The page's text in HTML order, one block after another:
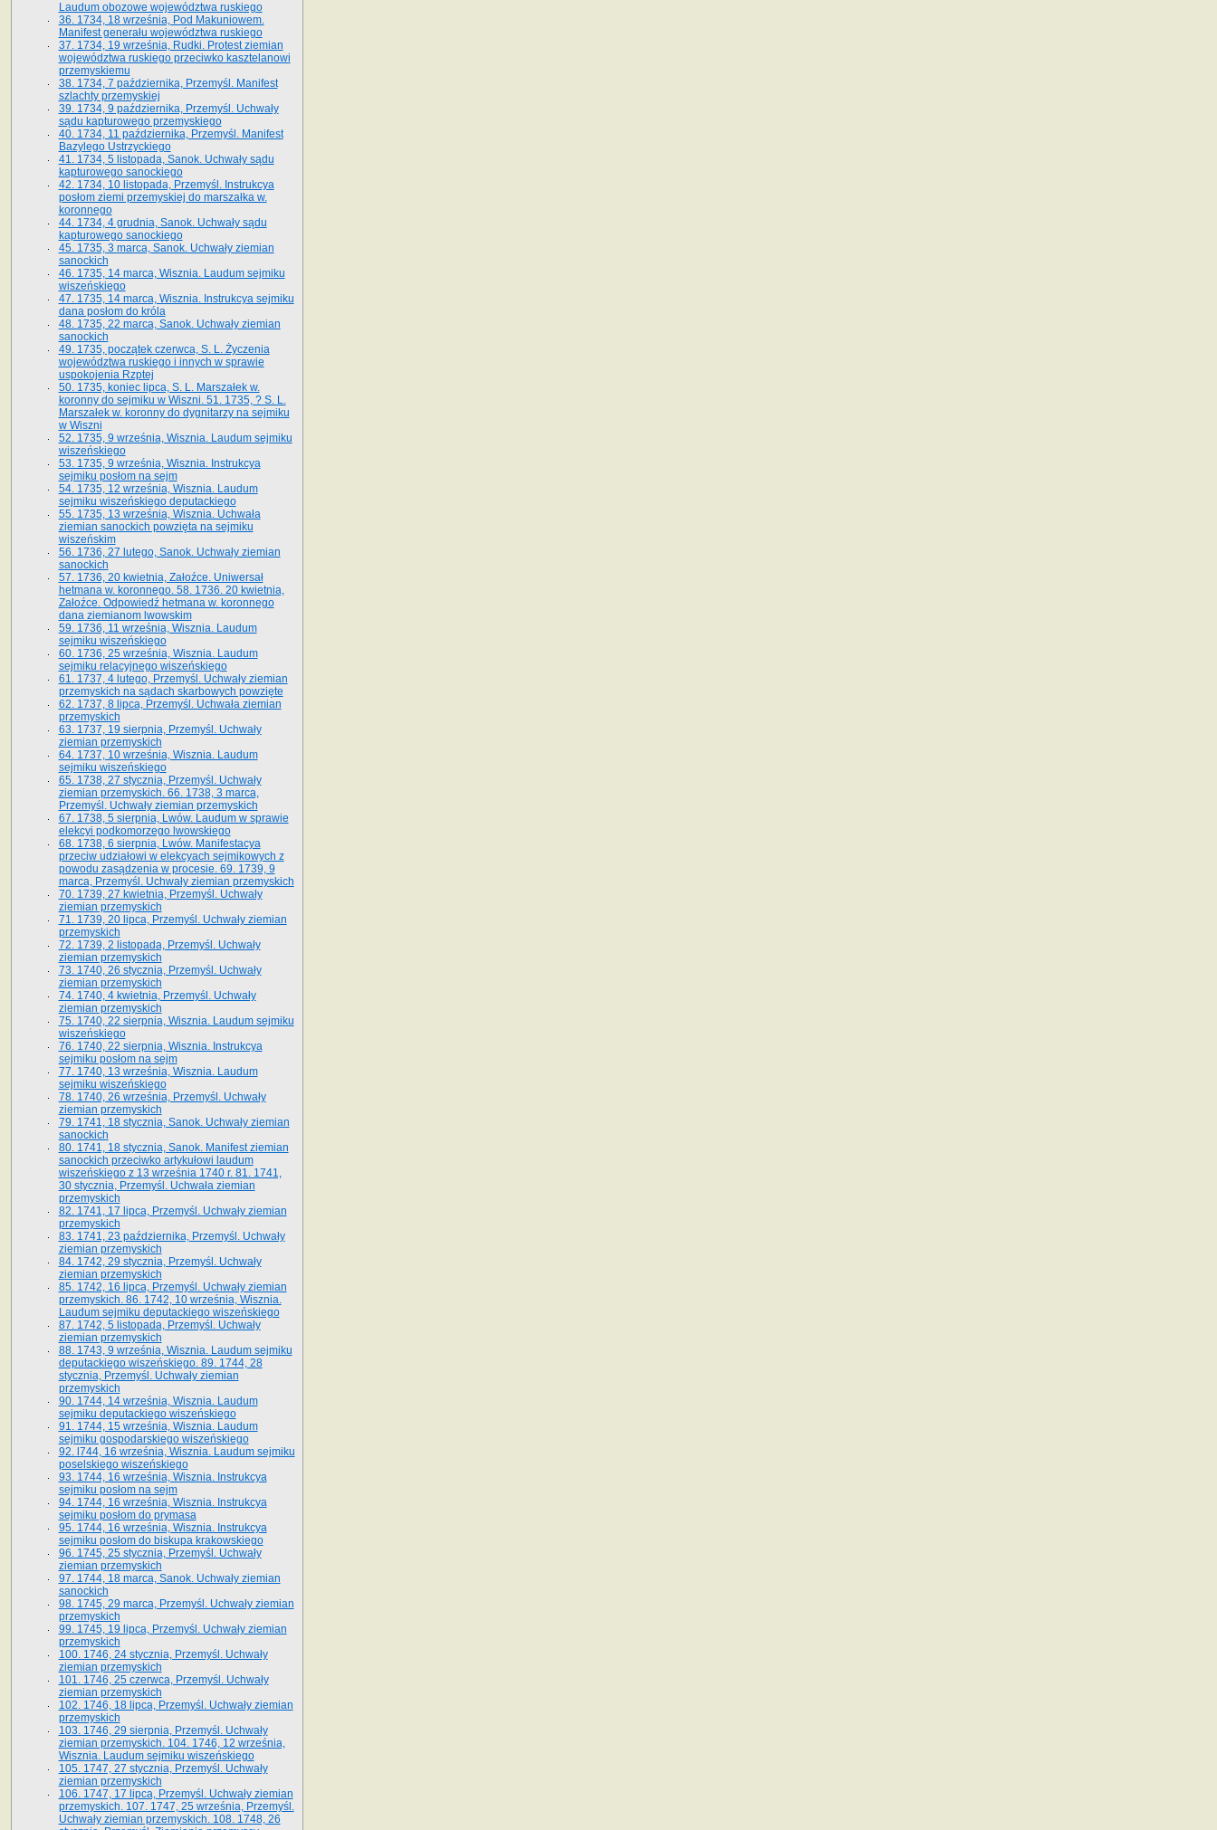
Laudum obozowe województwa ruskiego
36. 1734, 18 września, Pod Makuniowem.
Manifest generału województwa ruskiego
37. 1734, 19 września, Rudki. Protest ziemian
województwa ruskiego przeciwko kasztelanowi
przemyskiemu
38. 1734, 7 października, Przemyśl. Manifest
szlachty przemyskiej
39. 1734, 9 października, Przemyśl. Uchwały
sądu kapturowego przemyskiego
40. 1734, 11 października, Przemyśl. Manifest
Bazylego Ustrzyckiego
41. 1734, 5 listopada, Sanok. Uchwały sądu
kapturowego sanockiego
42. 1734, 10 listopada, Przemyśl. Instrukcya
posłom ziemi przemyskiej do marszałka w.
koronnego
44. 1734, 4 grudnia, Sanok. Uchwały sądu
kapturowego sanockiego
45. 1735, 3 marca, Sanok. Uchwały ziemian
sanockich
46. 1735, 14 marca, Wisznia. Laudum sejmiku
wiszeńskiego
47. 1735, 14 marca, Wisznia. Instrukcya sejmiku
dana posłom do króla
48. 1735, 22 marca, Sanok. Uchwały ziemian
sanockich
49. 1735, początek czerwca, S. L. Życzenia
województwa ruskiego i innych w sprawie
uspokojenia Rzptej
50. 1735, koniec lipca, S. L. Marszałek w.
koronny do sejmiku w Wiszni. 51. 1735, ? S. L.
Marszałek w. koronny do dygnitarzy na sejmiku
w Wiszni
52. 1735, 9 września, Wisznia. Laudum sejmiku
wiszeńskiego
53. 1735, 9 września, Wisznia. Instrukcya
sejmiku posłom na sejm
54. 1735, 12 września, Wisznia. Laudum
sejmiku wiszeńskiego deputackiego
55. 1735, 13 września, Wisznia. Uchwała
ziemian sanockich powzięta na sejmiku
wiszeńskim
56. 1736, 27 lutego, Sanok. Uchwały ziemian
sanockich
57. 1736, 20 kwietnia, Załoźce. Uniwersał
hetmana w. koronnego. 58. 1736. 20 kwietnia,
Załoźce. Odpowiedź hetmana w. koronnego
dana ziemianom lwowskim
59. 1736, 11 września, Wisznia. Laudum
sejmiku wiszeńskiego
60. 1736, 25 września, Wisznia. Laudum
sejmiku relacyjnego wiszeńskiego
61. 1737, 4 lutego, Przemyśl. Uchwały ziemian
przemyskich na sądach skarbowych powzięte
62. 1737, 8 lipca, Przemyśl. Uchwała ziemian
przemyskich
63. 1737, 19 sierpnia, Przemyśl. Uchwały
ziemian przemyskich
64. 1737, 10 września, Wisznia. Laudum
sejmiku wiszeńskiego
65. 1738, 27 stycznia, Przemyśl. Uchwały
ziemian przemyskich­­. 66. 1738, 3 marca,
Przemyśl. Uchwały ziemian przemyskich­
67. 1738, 5 sierpnia, Lwów. Laudum w sprawie
elekcyi podkomorzego lwowskiego
68. 1738, 6 sierpnia, Lwów. Manifestacya
przeciw udziałowi w elekcyach sejmikowych z
powodu zasądzenia w procesie. 69. 1739, 9
marca, Przemyśl. Uchwały ziemian przemyskich
70. 1739, 27 kwietnia, Przemyśl. Uchwały
ziemian przemyskich
71. 1739, 20 lipca, Przemyśl. Uchwały ziemian
przemyskich
72. 1739, 2 listopada, Przemyśl. Uchwały
ziemian przemyskich
73. 1740, 26 stycznia, Przemyśl. Uchwały
ziemian przemyskich
74. 1740, 4 kwietnia, Przemyśl. Uchwały
ziemian przemyskich
75. 1740, 22 sierpnia, Wisznia. Laudum sejmiku
wiszeńskiego
76. 1740, 22 sierpnia, Wisznia. Instrukcya
sejmiku posłom na sejm
77. 1740, 13 września, Wisznia. Laudum
sejmiku wiszeńskiego
78. 1740, 26 września, Przemyśl. Uchwały
ziemian przemyskich
79. 1741, 18 stycznia, Sanok. Uchwały ziemian
sanockich
80. 1741, 18 stycznia, Sanok. Manifest ziemian
sanockich przeciwko artykułowi laudum
wiszeńskiego z 13 wrze­śnia 1740 r. 81. 1741,
30 stycznia, Przemyśl. Uchwała ziemian
przemyskich
82. 1741, 17 lipca, Przemyśl. Uchwały ziemian
przemyskich
83. 1741, 23 października, Przemyśl. Uchwały
ziemian przemyskich
84. 1742, 29 stycznia, Przemyśl. Uchwały
ziemian przemyskich
85. 1742, 16 lipca, Przemyśl. Uchwały ziemian
przemyskich. 86. 1742, 10 września, Wisznia.
Laudum sejmiku deputackiego wiszeńskiego
87. 1742, 5 listopada, Przemyśl. Uchwały
ziemian przemyskich
88. 1743, 9 września, Wisznia. Laudum sejmiku
deputackiego wiszeńskiego. 89. 1744, 28
stycznia, Przemyśl. Uchwały ziemian
przemyskich
90. 1744, 14 września, Wisznia. Laudum
sejmiku deputackiego wiszeńskiego
91. 1744, 15 września, Wisznia. Laudum
sejmiku gospodarskiego wiszeńskiego
92. l744, 16 września, Wisznia. Laudum sejmiku
poselskiego wiszeńskiego
93. 1744, 16 września, Wisznia. Instrukcya
sejmiku posłom na sejm
94. 1744, 16 września, Wisznia. Instrukcya
sejmiku posłom do prymasa
95. 1744, 16 września, Wisznia. Instrukcya
sejmiku posłom do biskupa krakowskiego
96. 1745, 25 stycznia, Przemyśl. Uchwały
ziemian przemyskich
97. 1744, 18 marca, Sanok. Uchwały ziemian
sanockich
98. 1745, 29 marca, Przemyśl. Uchwały ziemian
przemyskich
99. 1745, 19 lipca, Przemyśl. Uchwały ziemian
przemyskich
100. 1746, 24 stycznia, Przemyśl. Uchwały
ziemian przemyskich
101. 1746, 25 czerwca, Przemyśl. Uchwały
ziemian przemyskich
102. 1746, 18 lipca, Przemyśl. Uchwały ziemian
przemyskich
103. 1746, 29 sierpnia, Przemyśl. Uchwały
ziemian przemyskich. 104. 1746, 12 września,
Wisznia. Laudum sejmiku wiszeńskiego
105. 1747, 27 stycznia, Przemyśl. Uchwały
ziemian przemyskich
106. 1747, 17 lipca, Przemyśl. Uchwały ziemian
przemyskich. 107. 1747, 25 września, Przemyśl.
Uchwały ziemian przemyskich. 108. 1748, 26